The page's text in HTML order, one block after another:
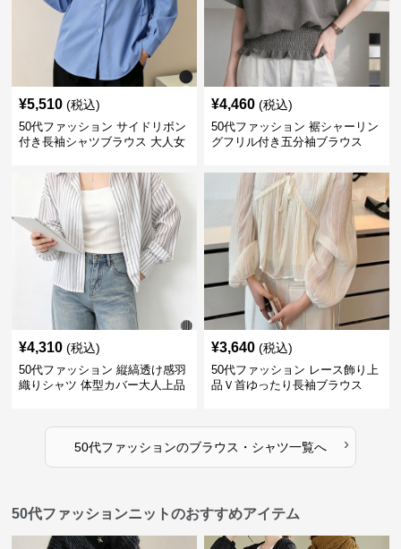
¥5,510 (税込)
50代ファッション サイドリボン
付き長袖シャツブラウス 大人女
¥4,460 (税込)
50代ファッション 裾シャーリン
グフリル付き五分袖ブラウス
¥4,310 (税込)
50代ファッション 縦縞透け感羽
織りシャツ 体型カバー大人上品
¥3,640 (税込)
50代ファッション レース飾り上
品Ｖ首ゆったり長袖ブラウス
50代ファッションのブラウス・シャツ一覧へ ›
50代ファッションニットのおすすめアイテム